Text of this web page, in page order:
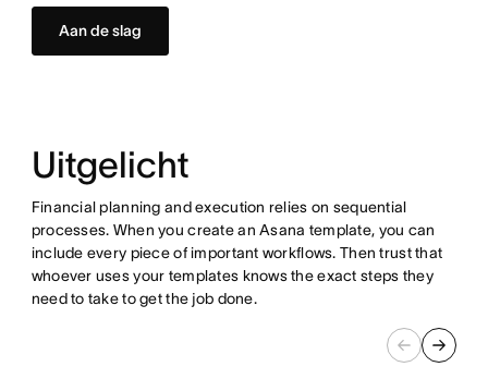
Aan de slag
Uitgelicht
Financial planning and execution relies on sequential
processes. When you create an Asana template, you can
include every piece of important workflows. Then trust that
whoever uses your templates knows the exact steps they
need to take to get the job done.